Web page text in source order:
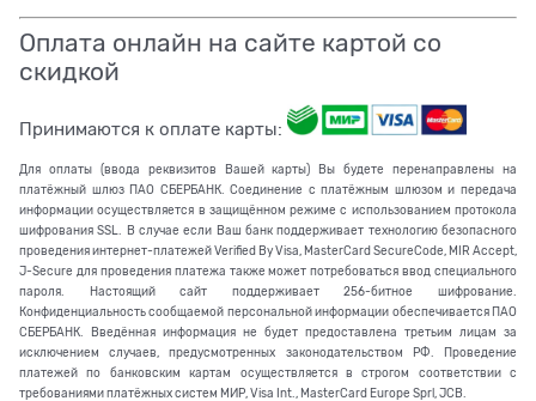
Оплата онлайн на сайте картой со
скидкой
Принимаются к оплате карты:
Для оплаты (ввода реквизитов Вашей карты) Вы будете перенаправлены на
платёжный шлюз ПАО СБЕРБАНК. Соединение с платёжным шлюзом и передача
информации осуществляется в защищённом режиме с использованием протокола
шифрования SSL. В случае если Ваш банк поддерживает технологию безопасного
проведения интернет-платежей Verified By Visa, MasterCard SecureCode, MIR Accept,
J-Secure для проведения платежа также может потребоваться ввод специального
пароля. Настоящий сайт поддерживает 256-битное шифрование.
Конфиденциальность сообщаемой персональной информации обеспечивается ПАО
СБЕРБАНК. Введённая информация не будет предоставлена третьим лицам за
исключением случаев, предусмотренных законодательством РФ. Проведение
платежей по банковским картам осуществляется в строгом соответствии с
требованиями платёжных систем МИР, Visa Int., MasterCard Europe Sprl, JCB.